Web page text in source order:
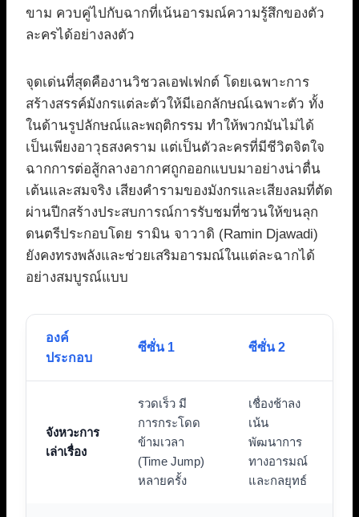
ขาม ควบคู่ไปกับฉากที่เน้นอารมณ์ความรู้สึกของตัว
ละครได้อย่างลงตัว
จุดเด่นที่สุดคืองานวิชวลเอฟเฟกต์ โดยเฉพาะการ
สร้างสรรค์มังกรแต่ละตัวให้มีเอกลักษณ์เฉพาะตัว ทั้ง
ในด้านรูปลักษณ์และพฤติกรรม ทำให้พวกมันไม่ได้
เป็นเพียงอาวุธสงคราม แต่เป็นตัวละครที่มีชีวิตจิตใจ
ฉากการต่อสู้กลางอากาศถูกออกแบบมาอย่างน่าตื่น
เต้นและสมจริง เสียงคำรามของมังกรและเสียงลมที่ตัด
ผ่านปีกสร้างประสบการณ์การรับชมที่ชวนให้ขนลุก
ดนตรีประกอบโดย รามิน จาวาดิ (Ramin Djawadi)
ยังคงทรงพลังและช่วยเสริมอารมณ์ในแต่ละฉากได้
อย่างสมบูรณ์แบบ
องค์
ประกอบ
ซีซั่น 1 ซีซั่น 2
จังหวะการ
เล่าเรื่อง
รวดเร็ว มี
การกระโดด
ข้ามเวลา
(Time Jump)
หลายครั้ง
เชื่องช้าลง
เน้น
พัฒนาการ
ทางอารมณ์
และกลยุทธ์